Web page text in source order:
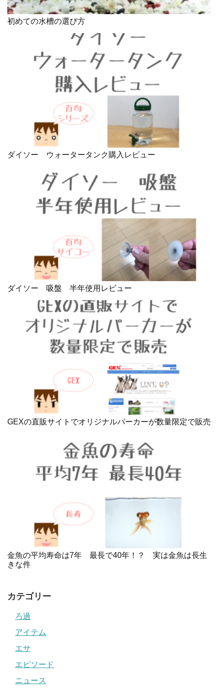
初めての水槽の選び方
ダイソー ウォータータンク購入レビュー
ダイソー 吸盤 半年使用レビュー
GEXの直販サイトでオリジナルパーカーが数量限定で販売
金魚の平均寿命は7年 最長で40年！？ 実は金魚は長生
きな件
カテゴリー
ろ過
アイテム
エサ
エピソード
ニュース